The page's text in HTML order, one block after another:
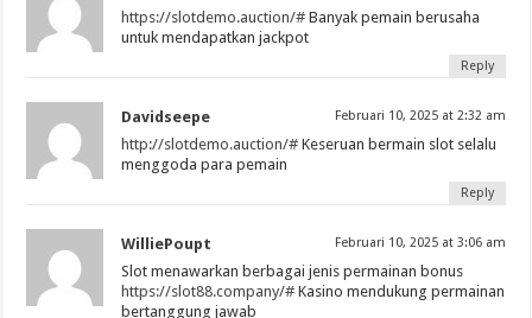
https://slotdemo.auction/# Banyak pemain berusaha
untuk mendapatkan jackpot
Reply
Davidseepe Februari 10, 2025 at 2:32 am
http://slotdemo.auction/# Keseruan bermain slot selalu
menggoda para pemain
Reply
WilliePoupt Februari 10, 2025 at 3:06 am
Slot menawarkan berbagai jenis permainan bonus
https://slot88.company/# Kasino mendukung permainan
bertanggung jawab